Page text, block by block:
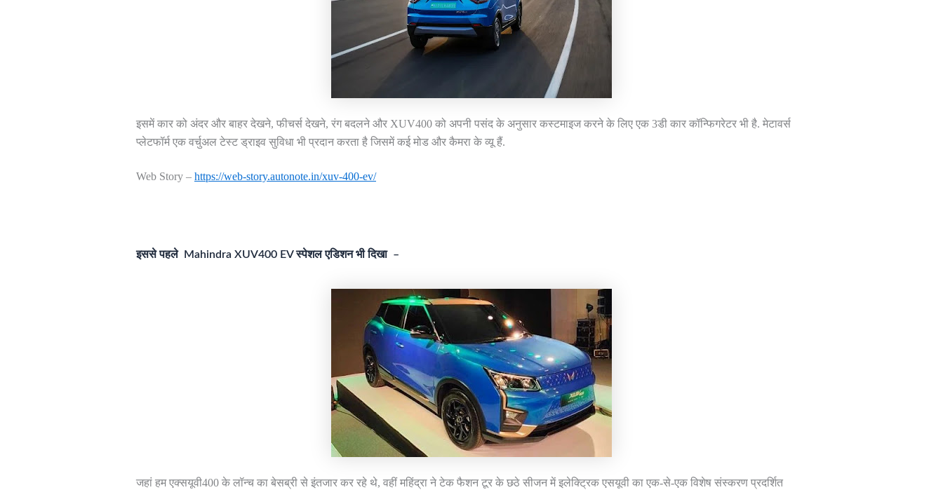
इसमें कार को अंदर और बाहर देखने, फीचर्स देखने, रंग बदलने और XUV400 को अपनी पसंद के अनुसार कस्टमाइज करने के लिए एक 3डी कार कॉन्फिगरेटर भी है. मेटावर्स
प्लेटफॉर्म एक वर्चुअल टेस्ट ड्राइव सुविधा भी प्रदान करता है जिसमें कई मोड और कैमरा के व्यू हैं.
Web Story – https://web-story.autonote.in/xuv-400-ev/
इससे पहले Mahindra XUV400 EV स्पेशल एडिशन भी दिखा –
जहां हम एक्सयूवी400 के लॉन्च का बेसब्री से इंतजार कर रहे थे, वहीं महिंद्रा ने टेक फैशन टूर के छठे सीजन में इलेक्ट्रिक एसयूवी का एक-से-एक विशेष संस्करण प्रदर्शित